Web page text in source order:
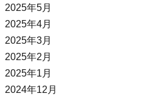
2025年5月
2025年4月
2025年3月
2025年2月
2025年1月
2024年12月